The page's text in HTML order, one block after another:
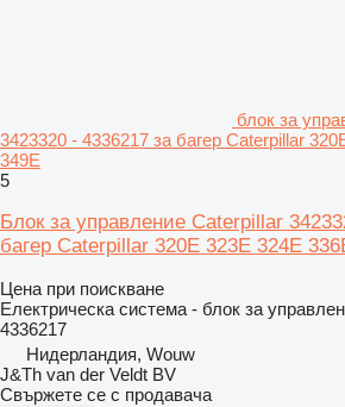
блок за
3423320 - 4336217 за багер Caterpillar
349E
5
Блок за управление Caterpillar
багер Caterpillar 320E 323E 324E
Цена при поискване
Електрическа система - блок за
4336217
Нидерландия, Wouw
J&Th van der Veldt BV
Свържете се с продавача